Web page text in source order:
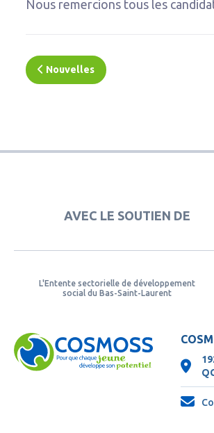
Nous remercions tous les
Nouvelles
AVEC LE SOUTIEN DE
L'Entente sectorielle de développement
social du Bas-Saint-Laurent